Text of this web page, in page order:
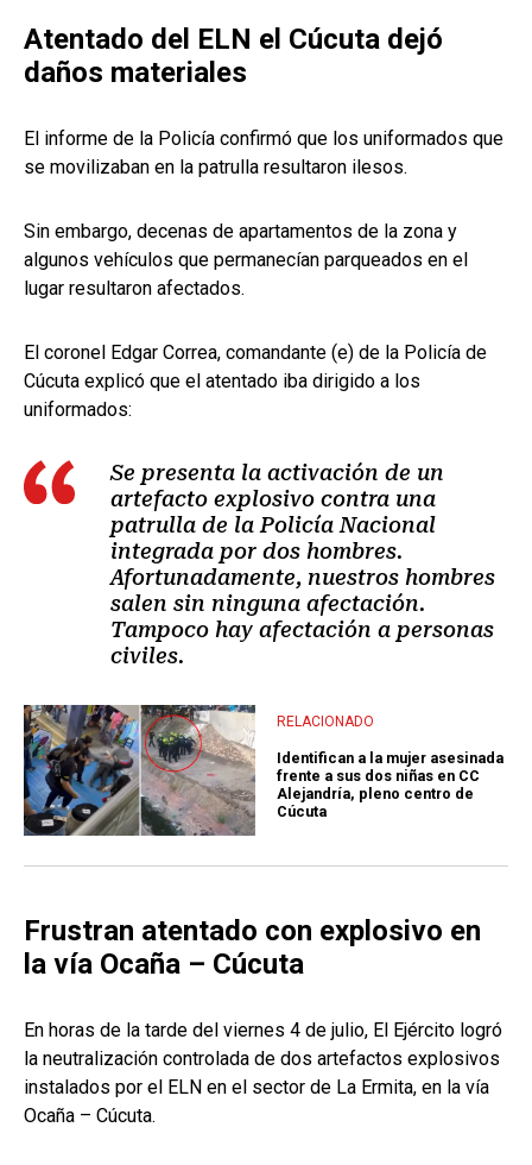
Atentado del ELN el Cúcuta dejó
daños materiales
El informe de la Policía confirmó que los uniformados que
se movilizaban en la patrulla resultaron ilesos.
Sin embargo, decenas de apartamentos de la zona y
algunos vehículos que permanecían parqueados en el
lugar resultaron afectados.
El coronel Edgar Correa, comandante (e) de la Policía de
Cúcuta explicó que el atentado iba dirigido a los
uniformados:
Se presenta la activación de un
artefacto explosivo contra una
patrulla de la Policía Nacional
integrada por dos hombres.
Afortunadamente, nuestros hombres
salen sin ninguna afectación.
Tampoco hay afectación a personas
civiles.
RELACIONADO
Identifican a la mujer asesinada
frente a sus dos niñas en CC
Alejandría, pleno centro de
Cúcuta
Frustran atentado con explosivo en
la vía Ocaña – Cúcuta
En horas de la tarde del viernes 4 de julio, El Ejército logró
la neutralización controlada de dos artefactos explosivos
instalados por el ELN en el sector de La Ermita, en la vía
Ocaña – Cúcuta.